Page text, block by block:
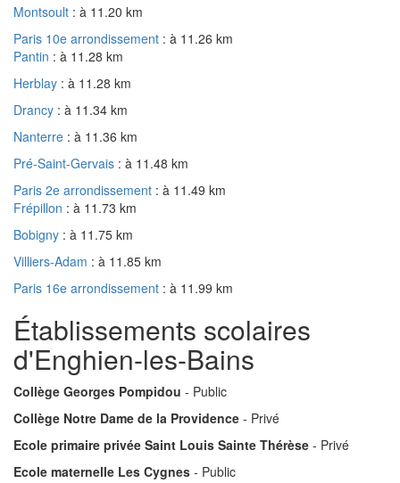
Montsoult : à 11.20 km
Paris 10e arrondissement : à 11.26 km
Pantin : à 11.28 km
Herblay : à 11.28 km
Drancy : à 11.34 km
Nanterre : à 11.36 km
Pré-Saint-Gervais : à 11.48 km
Paris 2e arrondissement : à 11.49 km
Frépillon : à 11.73 km
Bobigny : à 11.75 km
Villiers-Adam : à 11.85 km
Paris 16e arrondissement : à 11.99 km
Établissements scolaires
d'Enghien-les-Bains
Collège Georges Pompidou - Public
Collège Notre Dame de la Providence - Privé
Ecole primaire privée Saint Louis Sainte Thérèse - Privé
Ecole maternelle Les Cygnes - Public